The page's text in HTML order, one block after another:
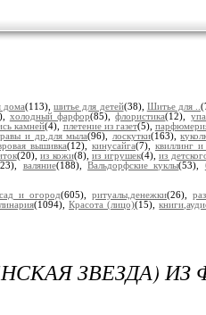
дома(113),шитье для детей(38), Шитье для ..
холодный фарфор(85),флористика(12),
камней(4), плетение из газет(5),
и др.для мыла(96), лоскутки(163),
вышивка(12),кинусайга(7), квиллинг и
(20), из кожи(8), из игрушек(4), из
валяние(188),Вальдорфские куклы(53),
сад и огород(605), ритуалы,денежки(26),
(1094),Красота (лицо)(15),
ЗВЕЗДА) ИЗ